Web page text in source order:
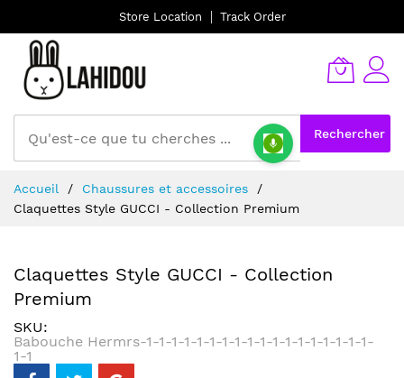
Store Location Track Order
Rechercher
au
contenu
Accueil
Chaussures et accessoires
Claquettes Style GUCCI - Collection Premium
Claquettes Style GUCCI - Collection
Premium
SKU
Babouche Hermrs-1-1-1-1-1-1-1-1-1-1-1-1-1-1-1-1-1-1-
1-1